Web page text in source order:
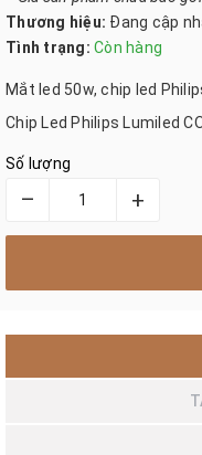
Thương hiệu: Đang cập
Tình trạng: Còn hàng
Mắt led 50w, chip led
Chip Led Philips Lumiled
Số lượng
– +